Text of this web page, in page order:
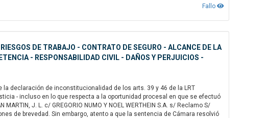
Fallo
DE TRABAJO - CONTRATO DE SEGURO - ALCANCE DE LA
- RESPONSABILIDAD CIVIL - DAÑOS Y PERJUICIOS -
declaración de inconstitucionalidad de los arts. 39 y 46 de la LRT
- incluso en lo que respecta a la oportunidad procesal en que se efectuó
J. L. c/ GREGORIO NUMO Y NOEL WERTHEIN S.A. s/ Reclamo S/
de brevedad. Sin embargo, atento a que la sentencia de Cámara resolvió